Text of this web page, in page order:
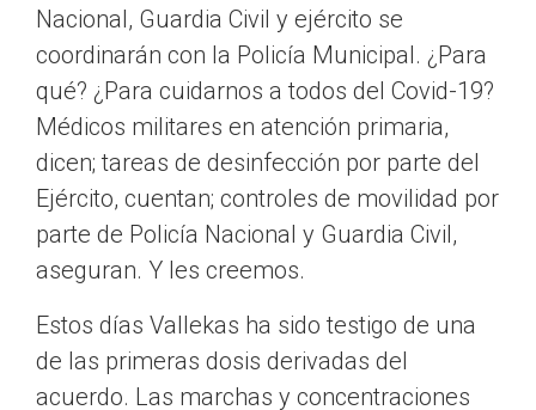
Nacional, Guardia Civil y ejército se
coordinarán con la Policía Municipal. ¿Para
qué? ¿Para cuidarnos a todos del Covid-19?
Médicos militares en atención primaria,
dicen; tareas de desinfección por parte del
Ejército, cuentan; controles de movilidad por
parte de Policía Nacional y Guardia Civil,
aseguran. Y les creemos.
Estos días Vallekas ha sido testigo de una
de las primeras dosis derivadas del
acuerdo. Las marchas y concentraciones